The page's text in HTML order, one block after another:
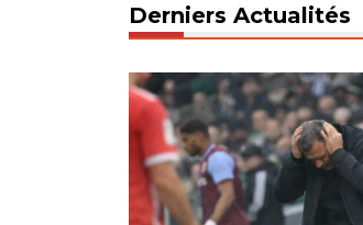
Derniers Actualités